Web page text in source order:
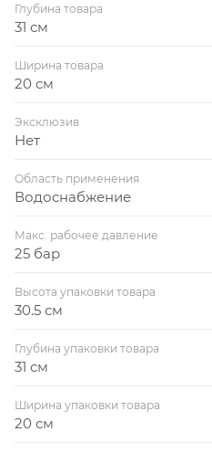
Глубина товара
31 см
Ширина товара
20 см
Эксклюзив
Нет
Область применения
Водоснабжение
Макс. рабочее давление
25 бар
Высота упаковки товара
30.5 см
Глубина упаковки товара
31 см
Ширина упаковки товара
20 см